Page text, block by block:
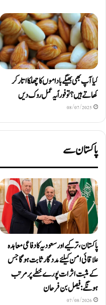
کیا آپ بھی بھیگے باداموں کا چھلکا اتار کر
کھاتے ہیں؟ تو فوراً یہ عمل روک دیں
08/07/2025
پاکستان سے
پاکستان، ترکیے اور سعودیہ کا دفاعی معاہدہ
علاقائی امن کیلئے مددگار ثابت ہوگا جس
کے مثبت اثرات پورے خطے پر مرتب
ہونگے: فیصل بن فرحان
07/08/2026